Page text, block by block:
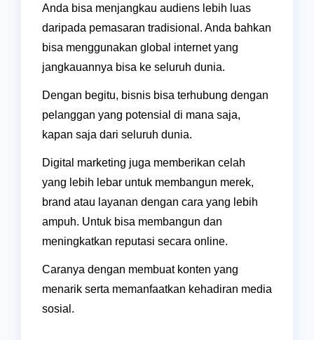
Anda bisa menjangkau audiens lebih luas
daripada pemasaran tradisional. Anda bahkan
bisa menggunakan global internet yang
jangkauannya bisa ke seluruh dunia.
Dengan begitu, bisnis bisa terhubung dengan
pelanggan yang potensial di mana saja,
kapan saja dari seluruh dunia.
Digital marketing juga memberikan celah
yang lebih lebar untuk membangun merek,
brand atau layanan dengan cara yang lebih
ampuh. Untuk bisa membangun dan
meningkatkan reputasi secara online.
Caranya dengan membuat konten yang
menarik serta memanfaatkan kehadiran media
sosial.